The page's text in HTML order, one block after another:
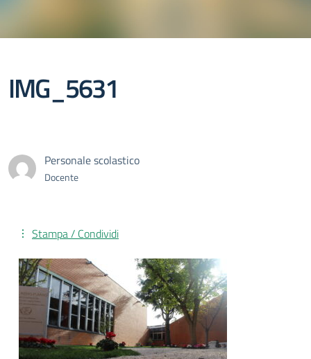
IMG_5631
Personale scolastico
Docente
Stampa / Condividi